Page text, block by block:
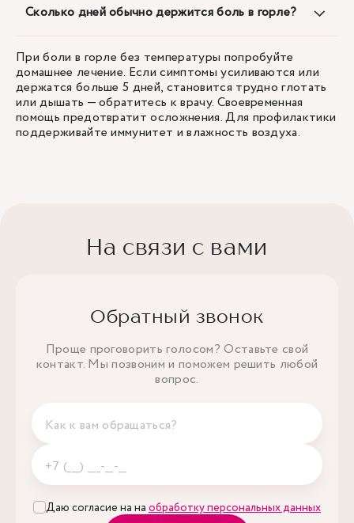
Сколько дней обычно держится боль в горле?
При боли в горле без температуры попробуйте
домашнее лечение. Если симптомы усиливаются или
держатся больше 5 дней, становится трудно глотать
или дышать — обратитесь к врачу. Своевременная
помощь предотвратит осложнения. Для профилактики
поддерживайте иммунитет и влажность воздуха.
На связи с вами
Обратный звонок
Проще проговорить голосом? Оставьте свой
контакт. Мы позвоним и поможем решить любой
вопрос.
Даю согласие на на обработку персональных данных